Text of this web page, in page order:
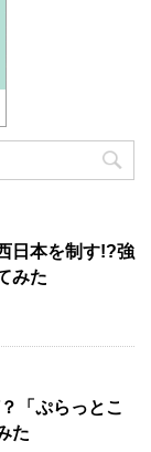
日本を制す!?強
みた
「ぷらっとこ
た